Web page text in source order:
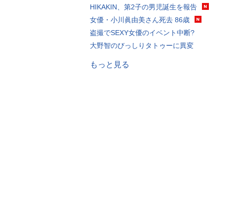
HIKAKIN、第2子の男児誕生を報告
女優・小川眞由美さん死去 86歳
盗撮でSEXY女優のイベント中断?
大野智のびっしりタトゥーに異変
もっと見る